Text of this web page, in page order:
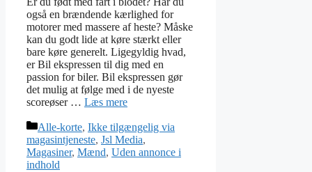
også en brændende kærlighed for
motorer med massere af heste? Måske
kan du godt lide at køre stærkt eller
bare køre generelt. Ligegyldig hvad,
er Bil ekspressen til dig med en
passion for biler. Bil ekspressen gør
det mulig at følge med i de nyeste
scoreøser … Læs mere
Kategorier
Alle-korte, Ikke tilgængelig via
magasintjeneste, Jsl Media,
Magasiner, Mænd, Uden annonce i
indhold